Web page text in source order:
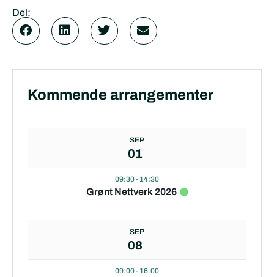
Del:
Kommende arrangementer
01
SEP
09:30- 14:30
Grønt Nettverk 2026
08
SEP
09:00- 16:00